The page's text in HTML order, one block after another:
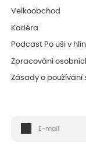
Velkoobchod
Kariéra
Podcast Po uši v
Zpracování
Zásady o používání